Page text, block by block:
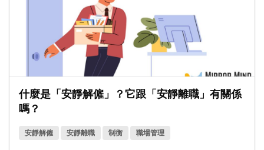
什麼是「安靜解僱」？它跟「安靜離職」有關係
嗎？
安靜解僱 安靜離職 制衡 職場管理